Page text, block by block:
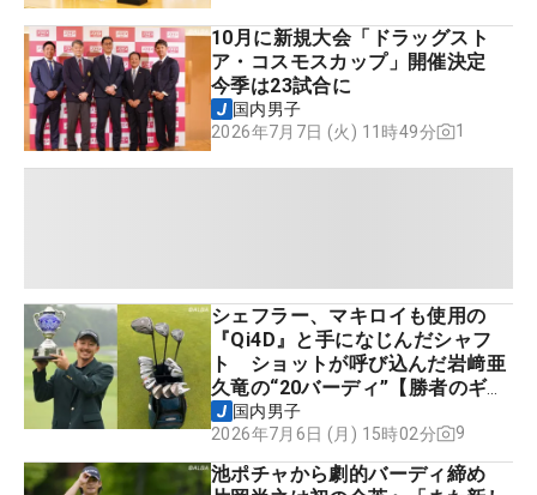
10月に新規大会「ドラッグスト
ア・コスモスカップ」開催決定
今季は23試合に
国内男子
2026年7月7日 (火) 11時49分
1
シェフラー、マキロイも使用の
『Qi4D』と手になじんだシャフ
ト ショットが呼び込んだ岩﨑亜
久竜の“20バーディ”【勝者のギ
ア】国内男子
2026年7月6日 (月) 15時02分
9
池ポチャから劇的バーディ締め